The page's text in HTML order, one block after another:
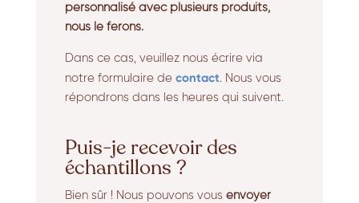
personnalisé avec plusieurs produits,
nous le ferons.
Dans ce cas, veuillez nous écrire via
notre formulaire de contact. Nous vous
répondrons dans les heures qui suivent.
Puis-je recevoir des
échantillons ?
Bien sûr ! Nous pouvons vous envoyer